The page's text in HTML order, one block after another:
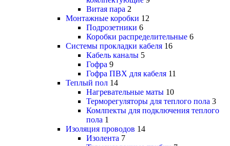
Витая пара 2
Монтажные коробки 12
Подрозетники 6
Коробки распределительные 6
Системы прокладки кабеля 16
Кабель каналы 5
Гофра 9
Гофра ПВХ для кабеля 11
Теплый пол 14
Нагревательные маты 10
Терморегуляторы для теплого пола 3
Комлпекты для подключения теплого
пола 1
Изоляция проводов 14
Изолента 7